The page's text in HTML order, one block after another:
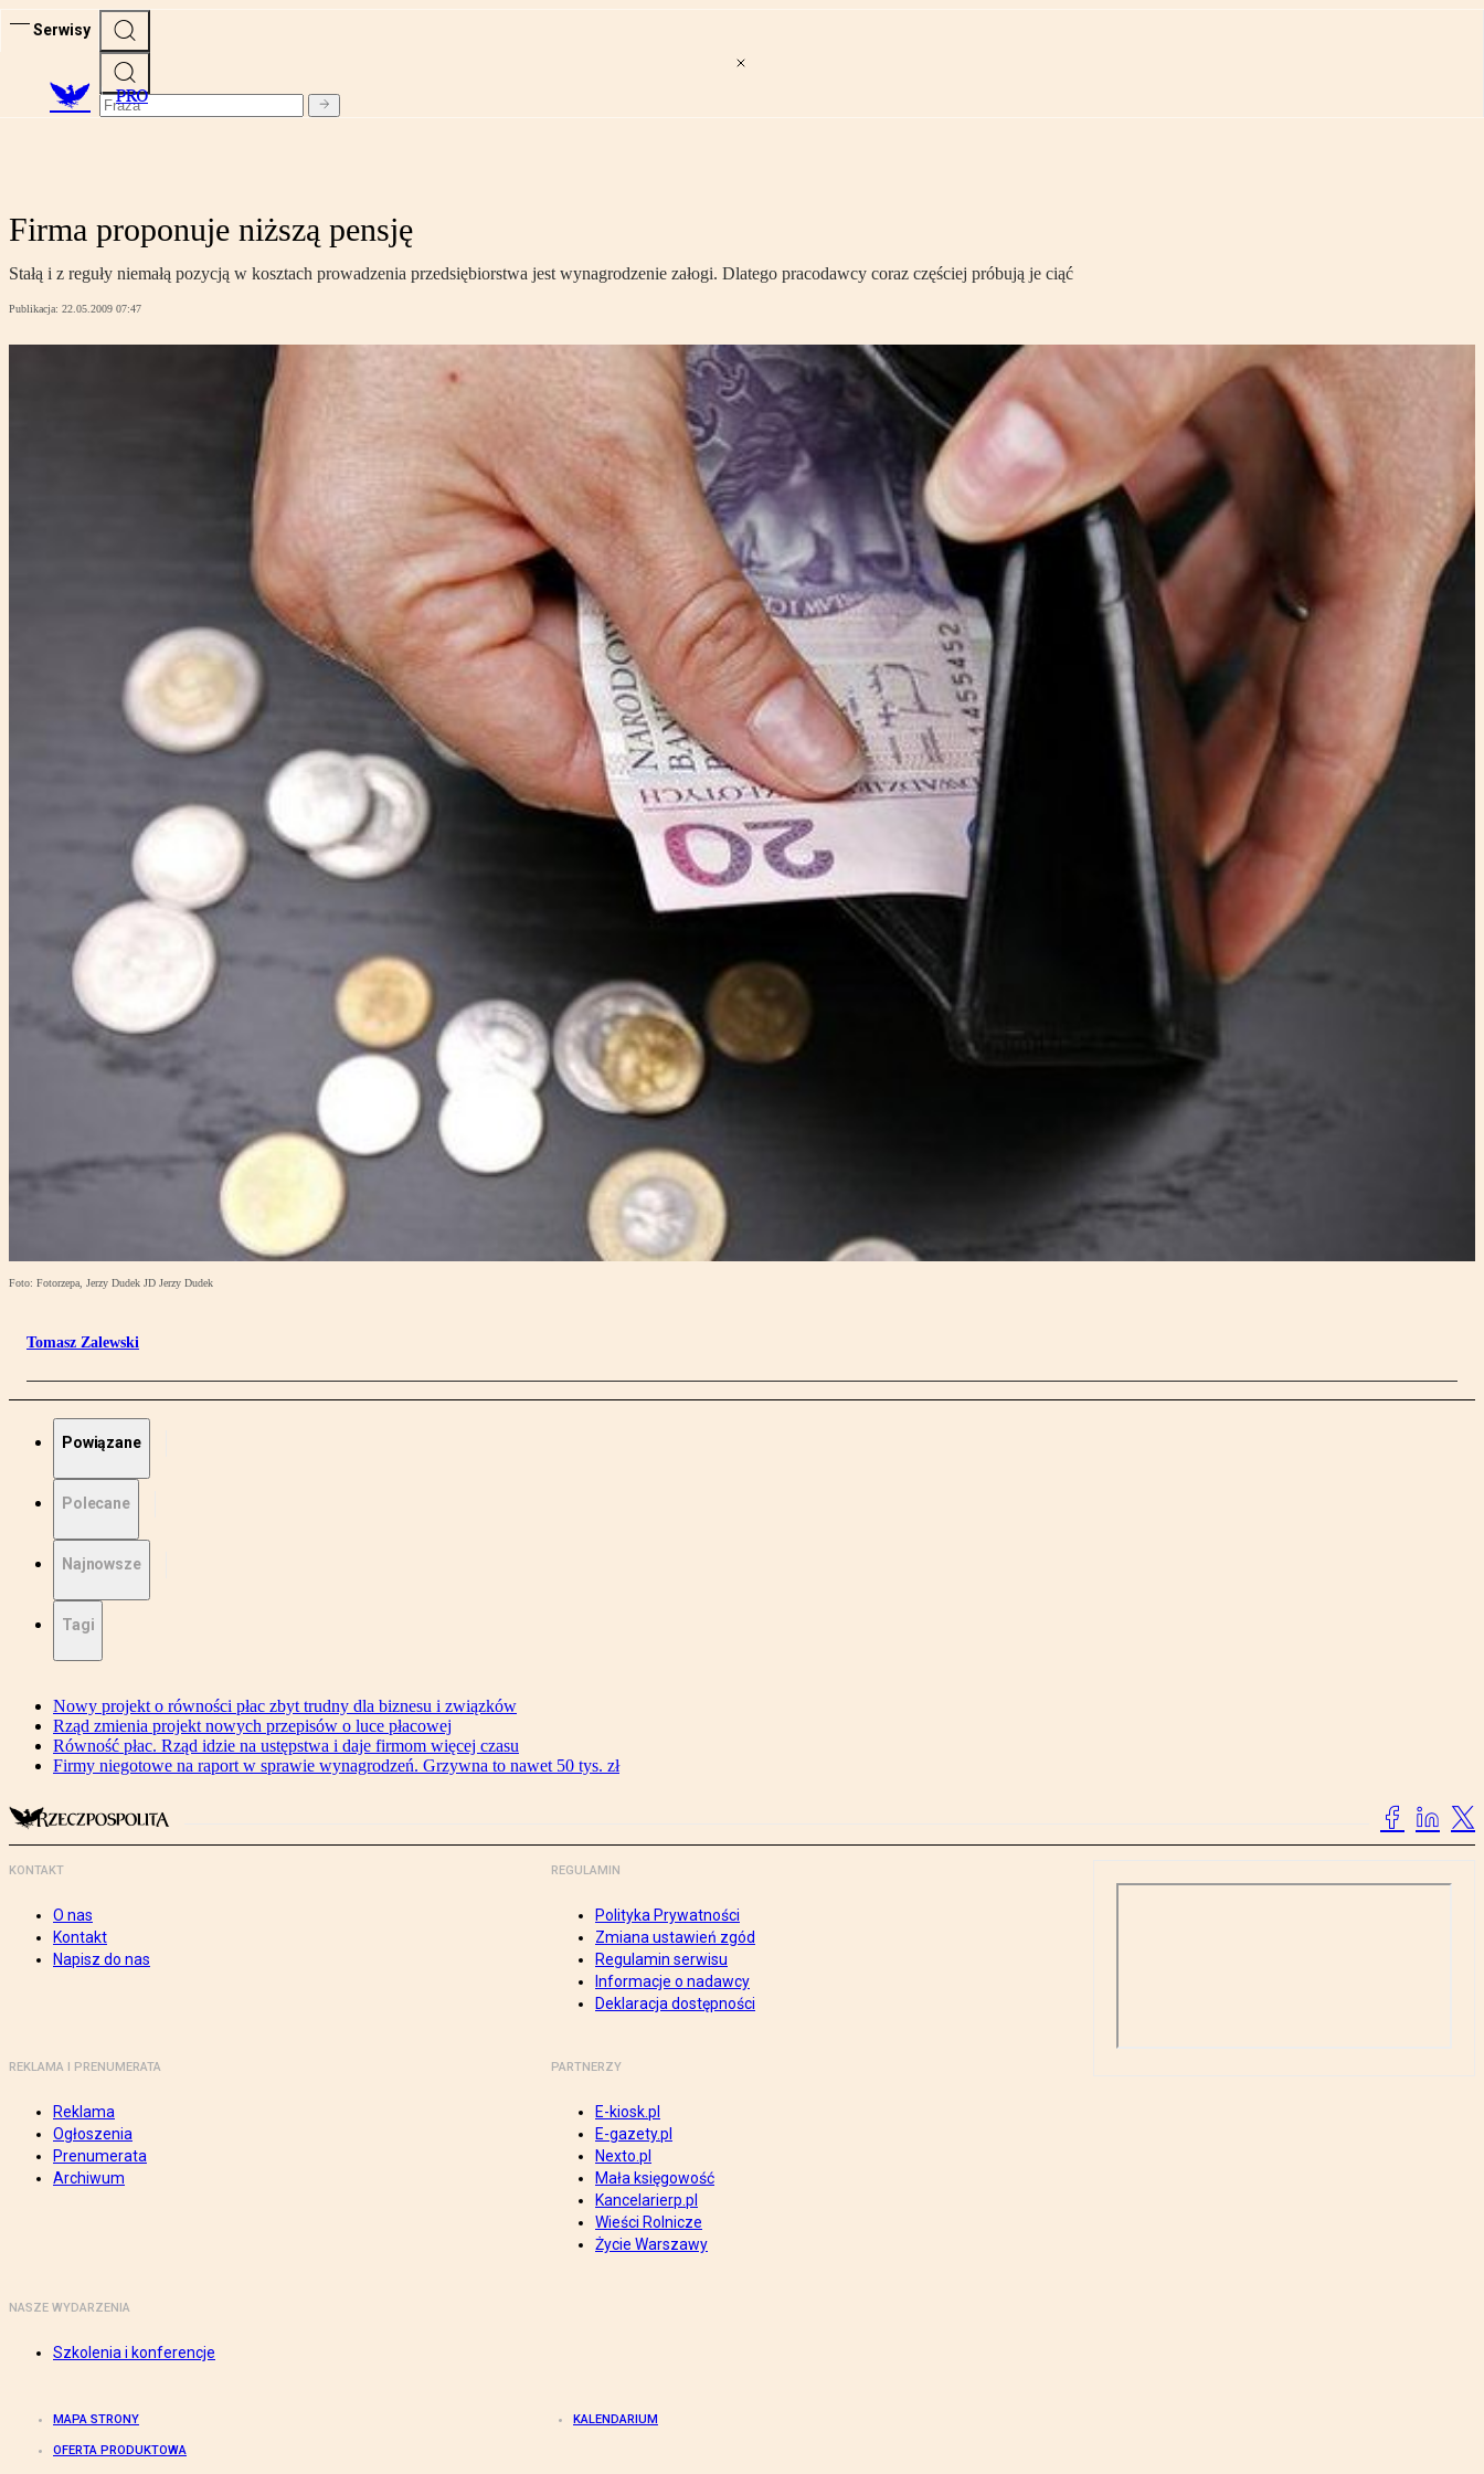
Serwisy
PRO
Firma proponuje niższą pensję
Stałą i z reguły niemałą pozycją w kosztach prowadzenia przedsiębiorstwa jest wynagrodzenie załogi. Dlatego pracodawcy coraz częściej próbują je ciąć
Publikacja: 22.05.2009 07:47
Foto: Fotorzepa, Jerzy Dudek JD Jerzy Dudek
Tomasz Zalewski
Powiązane
Polecane
Najnowsze
Tagi
Nowy projekt o równości płac zbyt trudny dla biznesu i związków
Rząd zmienia projekt nowych przepisów o luce płacowej
Równość płac. Rząd idzie na ustępstwa i daje firmom więcej czasu
Firmy niegotowe na raport w sprawie wynagrodzeń. Grzywna to nawet 50 tys. zł
KONTAKT
O nas
Kontakt
Napisz do nas
REGULAMIN
Polityka Prywatności
Zmiana ustawień zgód
Regulamin serwisu
Informacje o nadawcy
Deklaracja dostępności
REKLAMA I PRENUMERATA
Reklama
Ogłoszenia
Prenumerata
Archiwum
PARTNERZY
E-kiosk.pl
E-gazety.pl
Nexto.pl
Mała księgowość
Kancelarierp.pl
Wieści Rolnicze
Życie Warszawy
NASZE WYDARZENIA
Szkolenia i konferencje
MAPA STRONY KALENDARIUM
OFERTA PRODUKTOWA